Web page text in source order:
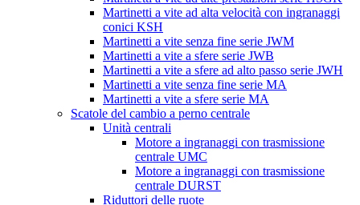
Martinetti a vite ad alta velocità con ingranaggi
conici KSH
Martinetti a vite senza fine serie JWM
Martinetti a vite a sfere serie JWB
Martinetti a vite a sfere ad alto passo serie JWH
Martinetti a vite senza fine serie MA
Martinetti a vite a sfere serie MA
Scatole del cambio a perno centrale
Unità centrali
Motore a ingranaggi con trasmissione
centrale UMC
Motore a ingranaggi con trasmissione
centrale DURST
Riduttori delle ruote